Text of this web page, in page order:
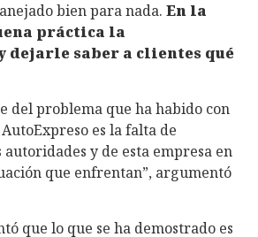
bien para nada. En la
práctica la
dejarle saber a clientes qué
del problema que ha habido con
es la falta de
y de esta empresa en
que enfrentan”, argumentó
que lo que se ha demostrado es